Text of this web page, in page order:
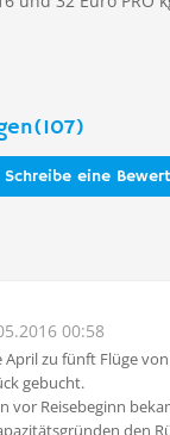
Schreibe eine
00:58
zu fünft Flüge
gebucht.
vor Reisebeginn
den